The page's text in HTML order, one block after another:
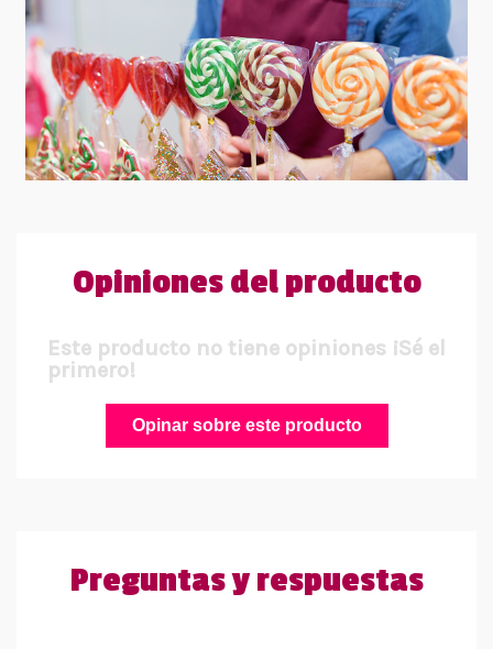
Opiniones del producto
Este producto no tiene opiniones ¡Sé el
primero!
Opinar sobre este producto
Preguntas y respuestas